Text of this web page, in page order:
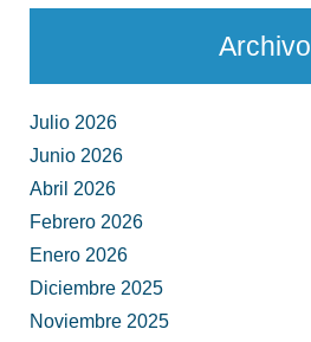
Archivo
Julio 2026
Junio 2026
Abril 2026
Febrero 2026
Enero 2026
Diciembre 2025
Noviembre 2025